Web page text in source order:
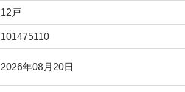
12戸
101475110
2026年08月20日